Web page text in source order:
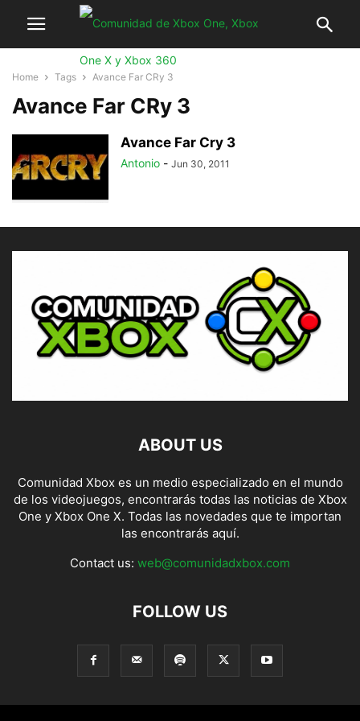
Home Tags Avance Far CRy 3
Avance Far CRy 3
Avance Far Cry 3
Antonio - Jun 30, 2011
ABOUT US
Comunidad Xbox es un medio especializado en el mundo
de los videojuegos, encontrarás todas las noticias de Xbox
One y Xbox One X. Todas las novedades que te importan
las encontrarás aquí.
Contact us: web@comunidadxbox.com
FOLLOW US